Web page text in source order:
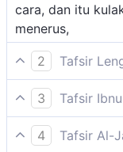
cara, dan itu
menerus,
2
Tafsir
Nabi Nuh
bahwa sekalipun
dan malam,
3
Tafsir
Allah Swt.
telah
4 Tafsir Al-